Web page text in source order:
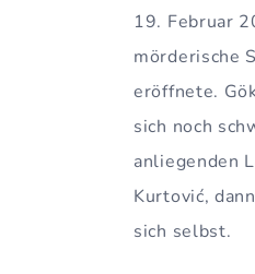
19. Februar
mörderische
eröffnete.
sich noch
anliegenden
Kurtović,
sich selbst.